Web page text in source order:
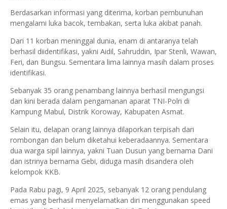
Berdasarkan informasi yang diterima, korban pembunuhan
mengalami luka bacok, tembakan, serta luka akibat panah.
Dari 11 korban meninggal dunia, enam di antaranya telah
berhasil diidentifikasi, yakni Aidil, Sahruddin, Ipar Stenli, Wawan,
Feri, dan Bungsu. Sementara lima lainnya masih dalam proses
identifikasi.
Sebanyak 35 orang penambang lainnya berhasil mengungsi
dan kini berada dalam pengamanan aparat TNI-Polri di
Kampung Mabul, Distrik Koroway, Kabupaten Asmat.
Selain itu, delapan orang lainnya dilaporkan terpisah dari
rombongan dan belum diketahui keberadaannya. Sementara
dua warga sipil lainnya, yakni Tuan Dusun yang bernama Dani
dan istrinya bernama Gebi, diduga masih disandera oleh
kelompok KKB.
Pada Rabu pagi, 9 April 2025, sebanyak 12 orang pendulang
emas yang berhasil menyelamatkan diri menggunakan speed